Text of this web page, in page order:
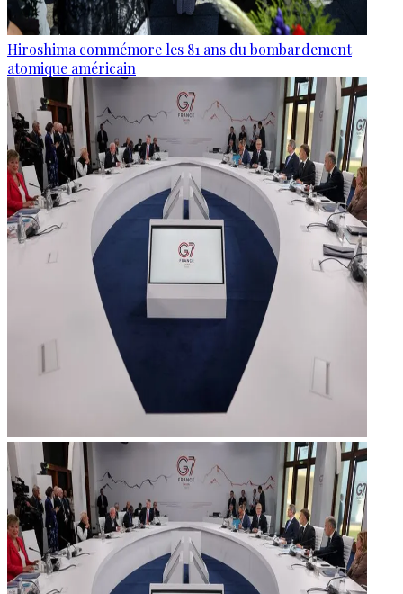
Hiroshima commémore les 81 ans du bombardement
atomique américain